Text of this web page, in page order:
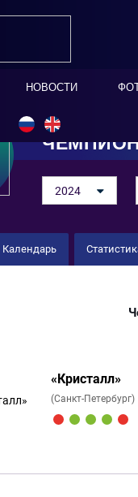
НОВОСТИ
2024
Календарь
«Кристалл»
(Санкт-Петербург)